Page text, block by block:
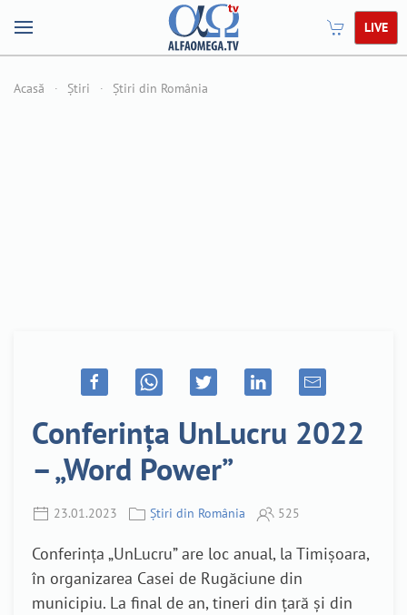
LIVE
Acasă Știri Știri din România
Conferința UnLucru 2022
– „Word Power”
23.01.2023 Știri din România 525
Conferința „UnLucru” are loc anual, la Timișoara,
în organizarea Casei de Rugăciune din
municipiu. La final de an, tineri din țară și din